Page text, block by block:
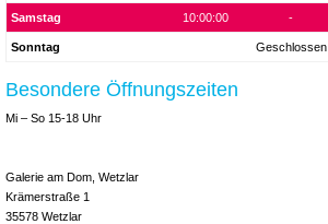
Samstag 10:00:00 -
Sonntag Geschlossen
Besondere Öffnungszeiten
Mi – So 15-18 Uhr
Galerie am Dom, Wetzlar
Krämerstraße 1
35578 Wetzlar